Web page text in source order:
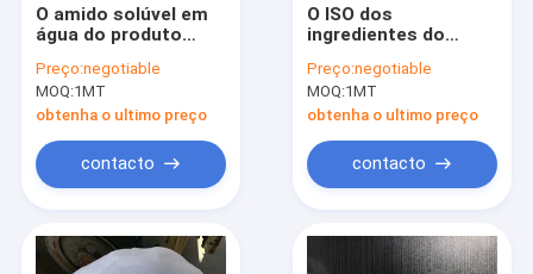
O amido solúvel em
água do produto
o pó do amido de
batata de QS
Preço:negotiable
MOQ:1MT
obtenha o ultimo preço
contacto
O ISO dos
ingredientes do
do amido do produto
comestível PH4.5
aprovou
Preço:negotiable
MOQ:1MT
obtenha o ultimo preço
contacto